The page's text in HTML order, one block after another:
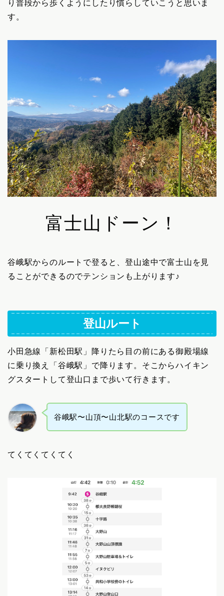
り普段から歩くようにしたり慣らしていこうと思いま
す。
富士山ドーン！
谷峨駅からのルートで登ると、登山途中で富士山を見
ることができるのでテンションも上がります♪
登山ルート
小田急線「新松田駅」降りたら目の前にある御殿場線
に乗り換え「谷峨駅」で降ります。そこからハイキン
グスタートして登山口まで歩いて行きます。
谷峨駅〜山頂〜山北駅のコースです
てくてくてくてく